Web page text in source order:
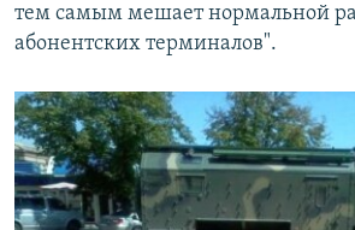
тем самым мешает нормальной
абонентских терминалов".